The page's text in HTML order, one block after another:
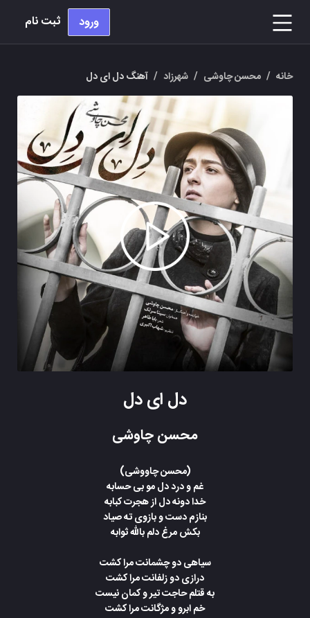
ورود ثبت نام
خانه / محسن چاوشی / شهرزاد / آهنگ دل ای دل
دل ای دل
محسن چاوشی
(محسن چاووشی)
غم و درد دل مو بی حسابه
خدا دونه دل از هجرت کبابه
بنازم دست و بازوی ته صیاد
بکش مرغ دلم بالله ثوابه
سیاهی دو چشمانت مرا کشت
درازی دو زلفانت مرا کشت
به قتلم حاجت تیر و کمان نیست
خم ابرو و مژگانت مرا کشت